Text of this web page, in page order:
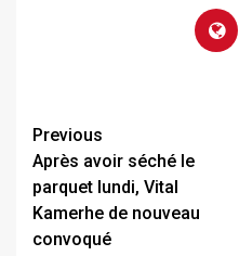
Previous
Après avoir séché le
parquet lundi, Vital
Kamerhe de nouveau
convoqué